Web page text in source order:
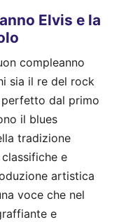
Elvis e la
compleanno
sia il re del rock
dal primo
il blues
tradizione
e
artistica
voce che nel
e